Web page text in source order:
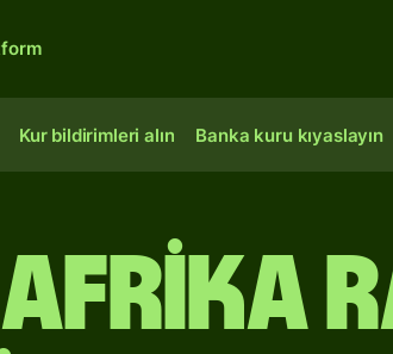
Kur bildirimleri alın Banka kuru kıyaslayın